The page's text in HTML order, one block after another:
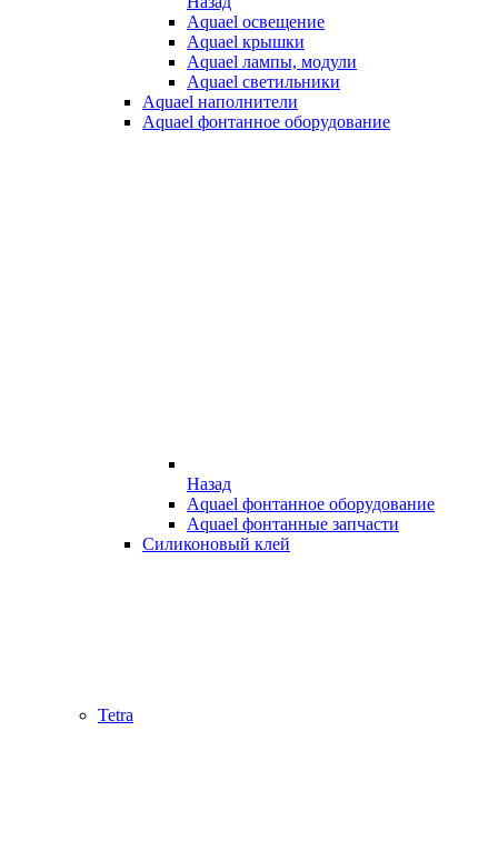
Aquael освещение
Aquael крышки
Aquael лампы, модули
Aquael светильники
Aquael наполнители
Aquael фонтанное оборудование
Назад
Aquael фонтанное оборудование
Aquael фонтанные запчасти
Силиконовый клей
Tetra